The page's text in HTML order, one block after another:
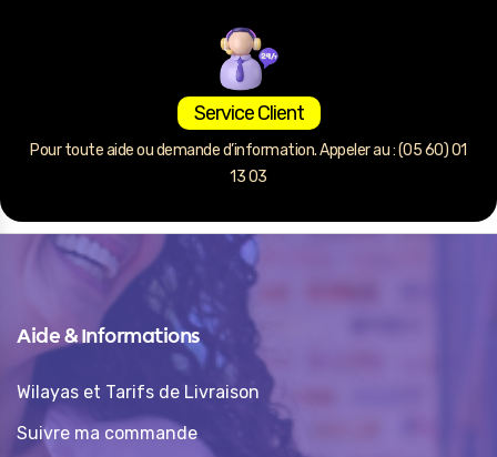
Service Client
Pour toute aide ou demande d’information. Appeler au : (05 60) 01
13 03
Aide & Informations
Wilayas et Tarifs de Livraison
Suivre ma commande